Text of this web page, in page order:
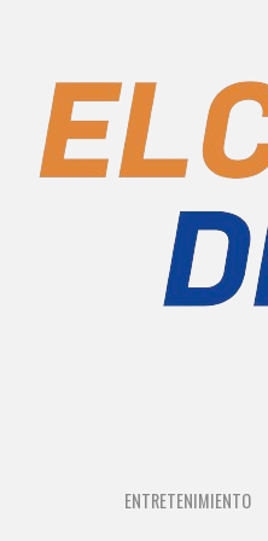
ENTRETENIMIENTO